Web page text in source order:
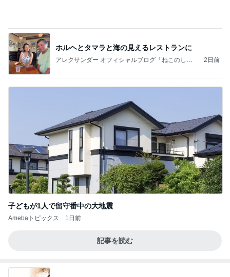
ホルヘとタマラと海の見えるレストランに
アレクサンダー オフィシャルブログ「ねこのしっ
2日前
子どもが1人で留守番中の大地震
Amebaトピックス 1日前
記事を読む